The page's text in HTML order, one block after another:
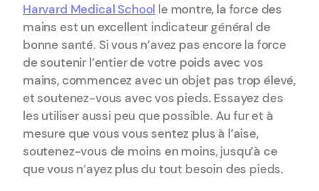
Harvard Medical School le montre, la force des
mains est un excellent indicateur général de
bonne santé. Si vous n’avez pas encore la force
de soutenir l’entier de votre poids avec vos
mains, commencez avec un objet pas trop élevé,
et soutenez-vous avec vos pieds. Essayez des
les utiliser aussi peu que possible. Au fur et à
mesure que vous vous sentez plus à l’aise,
soutenez-vous de moins en moins, jusqu’à ce
que vous n’ayez plus du tout besoin des pieds.